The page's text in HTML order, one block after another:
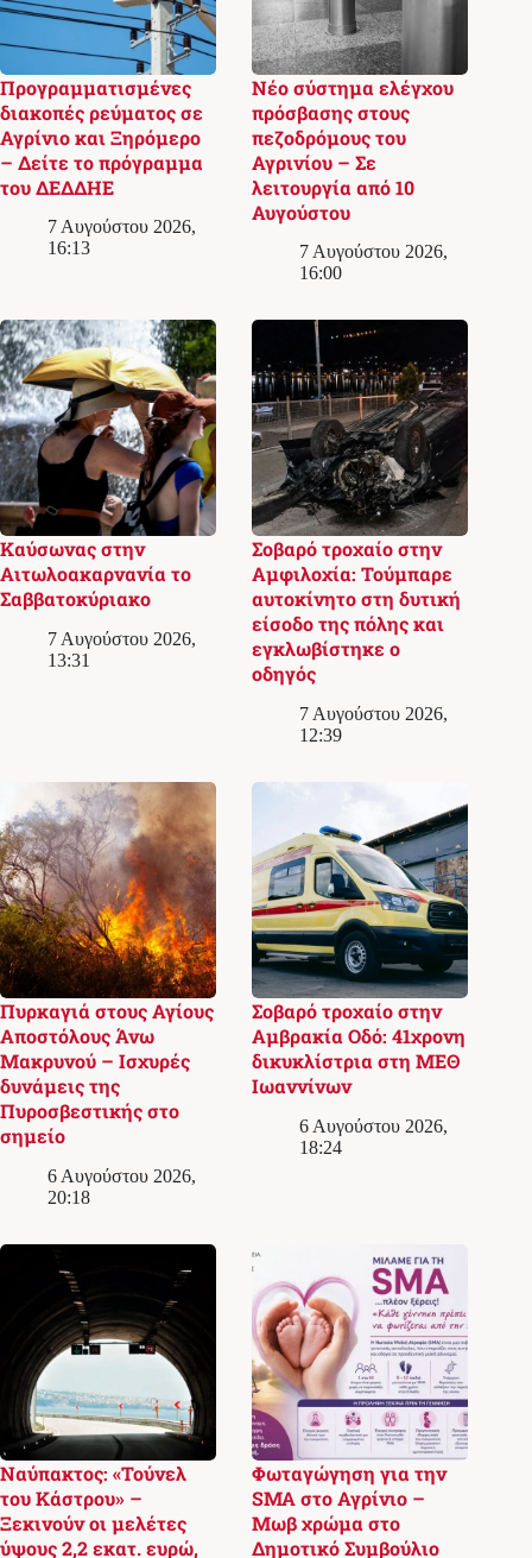
Προγραμματισμένες
διακοπές ρεύματος σε
Αγρίνιο και Ξηρόμερο
– Δείτε το πρόγραμμα
του ΔΕΔΔΗΕ
7 Αυγούστου 2026,
16:13
Νέο σύστημα ελέγχου
πρόσβασης στους
πεζοδρόμους του
Αγρινίου – Σε
λειτουργία από 10
Αυγούστου
7 Αυγούστου 2026,
16:00
Καύσωνας στην
Αιτωλοακαρνανία το
Σαββατοκύριακο
7 Αυγούστου 2026,
13:31
Σοβαρό τροχαίο στην
Αμφιλοχία: Τούμπαρε
αυτοκίνητο στη δυτική
είσοδο της πόλης και
εγκλωβίστηκε ο
οδηγός
7 Αυγούστου 2026,
12:39
Πυρκαγιά στους Αγίους
Αποστόλους Άνω
Μακρυνού – Ισχυρές
δυνάμεις της
Πυροσβεστικής στο
σημείο
6 Αυγούστου 2026,
20:18
Σοβαρό τροχαίο στην
Αμβρακία Οδό: 41χρονη
δικυκλίστρια στη ΜΕΘ
Ιωαννίνων
6 Αυγούστου 2026,
18:24
Ναύπακτος: «Τούνελ
του Κάστρου» –
Ξεκινούν οι μελέτες
ύψους 2,2 εκατ. ευρώ,
Φωταγώγηση για την
SMA στο Αγρίνιο –
Μωβ χρώμα στο
Δημοτικό Συμβούλιο